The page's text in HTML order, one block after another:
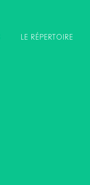
LE RÉPERTOIRE